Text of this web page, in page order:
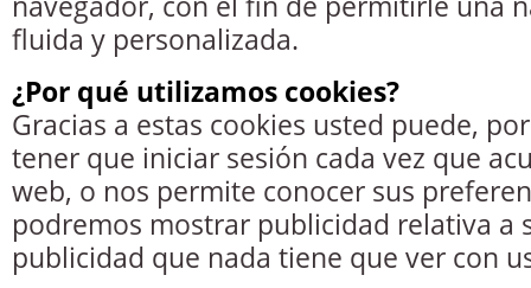
fluida y personalizada.
¿Por qué utilizamos cookies?
Gracias a estas cookies usted puede,
tener que iniciar sesión cada vez que
web, o nos permite conocer sus
podremos mostrar publicidad relativa a
publicidad que nada tiene que ver con